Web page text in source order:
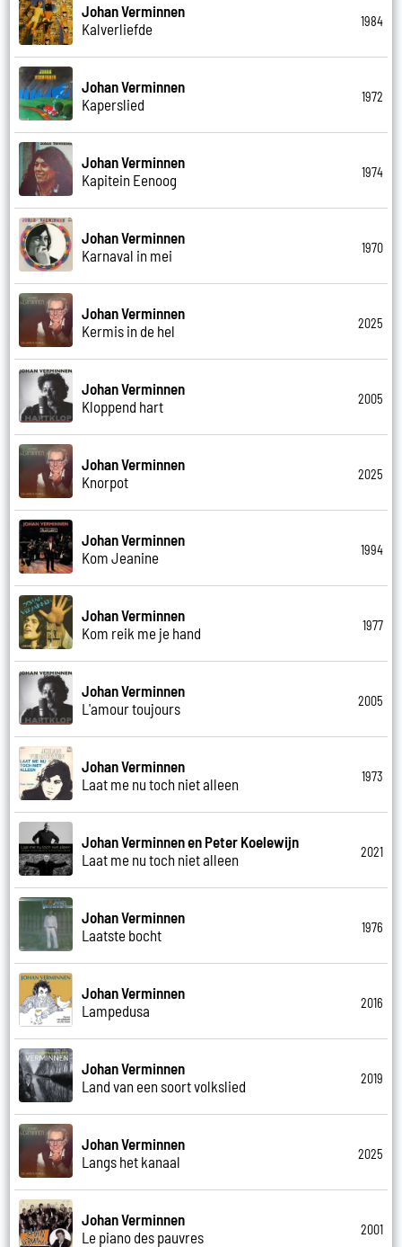
Johan Verminnen
Kalverliefde
1984
Johan Verminnen
Kaperslied
1972
Johan Verminnen
Kapitein Eenoog
1974
Johan Verminnen
Karnaval in mei
1970
Johan Verminnen
Kermis in de hel
2025
Johan Verminnen
Kloppend hart
2005
Johan Verminnen
Knorpot
2025
Johan Verminnen
Kom Jeanine
1994
Johan Verminnen
Kom reik me je hand
1977
Johan Verminnen
L'amour toujours
2005
Johan Verminnen
Laat me nu toch niet alleen
1973
Johan Verminnen en Peter Koelewijn
Laat me nu toch niet alleen
2021
Johan Verminnen
Laatste bocht
1976
Johan Verminnen
Lampedusa
2016
Johan Verminnen
Land van een soort volkslied
2019
Johan Verminnen
Langs het kanaal
2025
Johan Verminnen
Le piano des pauvres
2001